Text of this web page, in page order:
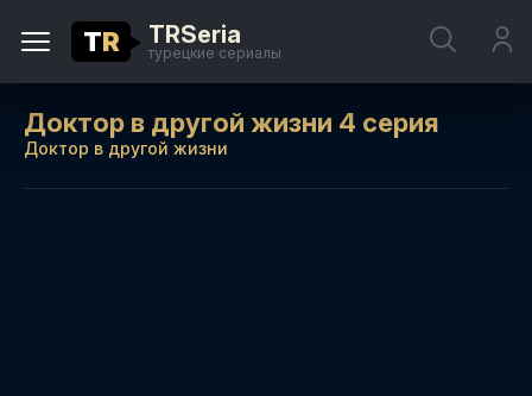
TR TRSeria
турецкие сериалы
Доктор в другой жизни 4 серия
Доктор в другой жизни